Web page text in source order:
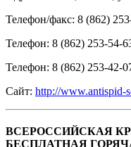
Телефон/факс: 8 (862)
Телефон: 8 (862) 253-54-
Телефон: 8 (862) 253-42-
Сайт: http://www.antispid-
ВСЕРОССИЙСКАЯ
БЕСПЛАТНАЯ